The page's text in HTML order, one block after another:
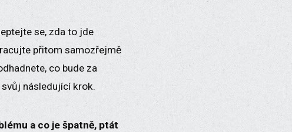
se, zda to jde
přitom samozřejmě
co bude za
následující krok.
a co je špatně, ptát